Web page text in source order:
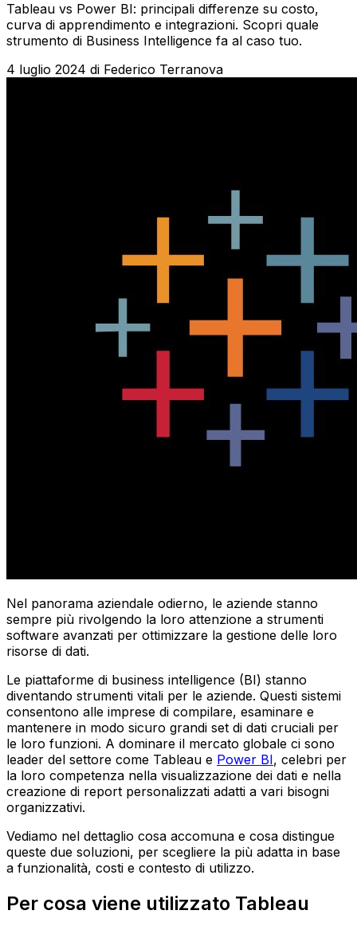
Tableau vs Power BI: principali differenze su costo,
curva di apprendimento e integrazioni. Scopri quale
strumento di Business Intelligence fa al caso tuo.
4 luglio 2024 di Federico Terranova
Nel panorama aziendale odierno, le aziende stanno
sempre più rivolgendo la loro attenzione a strumenti
software avanzati per ottimizzare la gestione delle loro
risorse di dati.
Le piattaforme di business intelligence (BI) stanno
diventando strumenti vitali per le aziende. Questi sistemi
consentono alle imprese di compilare, esaminare e
mantenere in modo sicuro grandi set di dati cruciali per
le loro funzioni. A dominare il mercato globale ci sono
leader del settore come Tableau e Power BI, celebri per
la loro competenza nella visualizzazione dei dati e nella
creazione di report personalizzati adatti a vari bisogni
organizzativi.
Vediamo nel dettaglio cosa accomuna e cosa distingue
queste due soluzioni, per scegliere la più adatta in base
a funzionalità, costi e contesto di utilizzo.
Per cosa viene utilizzato Tableau